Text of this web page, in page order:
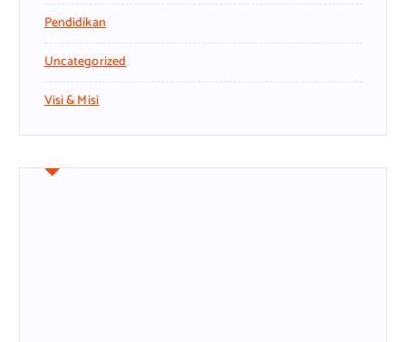
Pendidikan
Uncategorized
Visi & Misi